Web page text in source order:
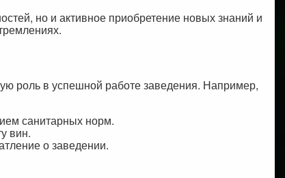
но и активное приобретение новых знаний и
роль в успешной работе заведения. Например,
санитарных норм.
вин.
о заведении.